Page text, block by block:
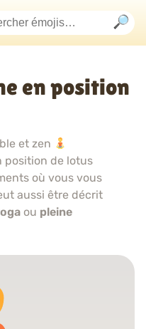
en position
et zen
position de lotus
où vous vous
aussi être décrit
ou pleine